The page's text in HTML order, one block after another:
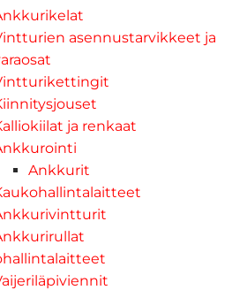
asennustarvikkeet ja
ja renkaat
Ankkurit